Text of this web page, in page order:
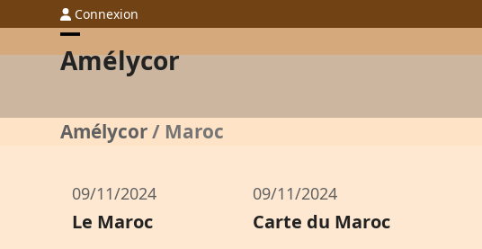
to
content
Connexion
Amélycor
Open
menu
Close
menu
Amélycor/ Maroc
09/11/2024
Le Maroc
09/11/2024
Carte du Maroc